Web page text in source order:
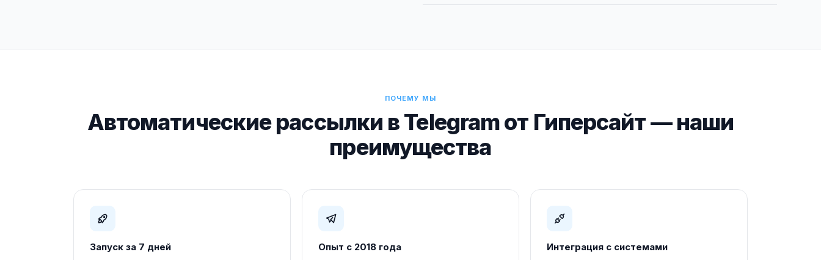
ПОЧЕМУ МЫ
Автоматические рассылки в Telegram от Гиперсайт — наши
преимущества
Запуск за 7 дней Опыт с 2018 года Интеграция с системами